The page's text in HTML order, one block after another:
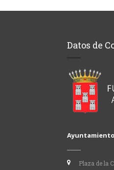
Datos de
Plaza de la